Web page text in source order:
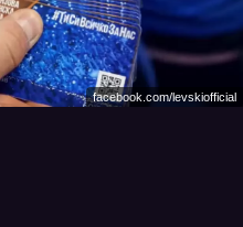
facebook.com/levskiofficial